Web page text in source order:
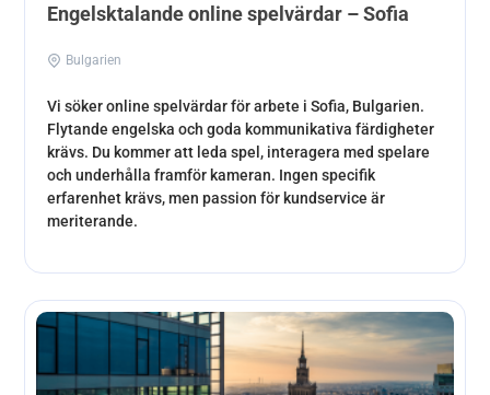
Engelsktalande online spelvärdar – Sofia
Bulgarien
Vi söker online spelvärdar för arbete i Sofia, Bulgarien.
Flytande engelska och goda kommunikativa färdigheter
krävs. Du kommer att leda spel, interagera med spelare
och underhålla framför kameran. Ingen specifik
erfarenhet krävs, men passion för kundservice är
meriterande.